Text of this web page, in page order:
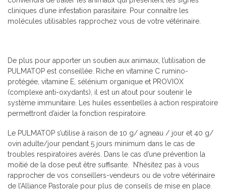
cliniques d’une infestation parasitaire. Pour connaître les
molécules utilisables rapprochez vous de votre vétérinaire.
De plus pour apporter un soutien aux animaux, l’utilisation de
PULMATOP est conseillée. Riche en vitamine C rumino-
protégée, vitamine E, sélénium organique et PROVIOX
(complexe anti-oxydants), il est un atout pour soutenir le
système immunitaire. Les huiles essentielles à action respiratoire
permettront d’aider la fonction respiratoire.
Le PULMATOP s’utilise à raison de 10 g/ agneau / jour et 40 g/
ovin adulte/jour pendant 5 jours minimum dans le cas de
troubles respiratoires avérés. Dans le cas d’une prévention la
moitié de la dose peut être suffisante. N’hésitez pas à vous
rapprocher de vos conseillers-vendeurs ou de votre vétérinaire
de l’Alliance Pastorale pour plus de conseils de mise en place.